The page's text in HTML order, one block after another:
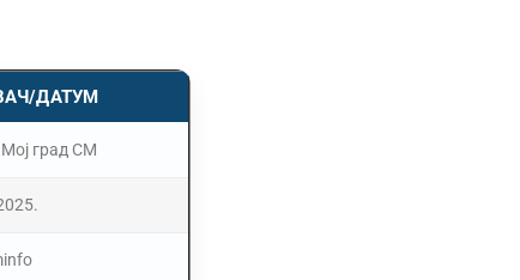
ДАТУМ
град СМ